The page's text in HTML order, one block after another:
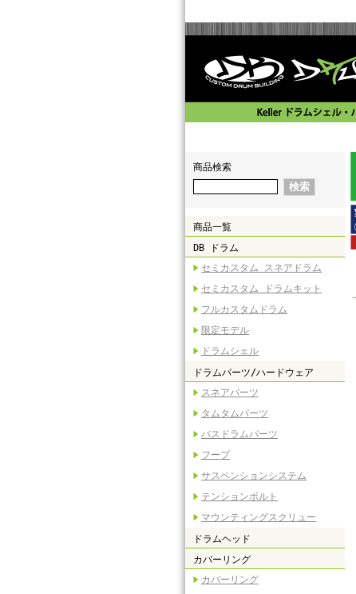
商品検索
商品一覧
DB ドラム
セミカスタム スネアドラム
セミカスタム ドラムキット
フルカスタムドラム
限定モデル
ドラムシェル
ドラムパーツ/ハードウェア
スネアパーツ
タムタムパーツ
バスドラムパーツ
フープ
サスペンションシステム
テンションボルト
マウンティングスクリュー
ドラムヘッド
カバーリング
カバーリング